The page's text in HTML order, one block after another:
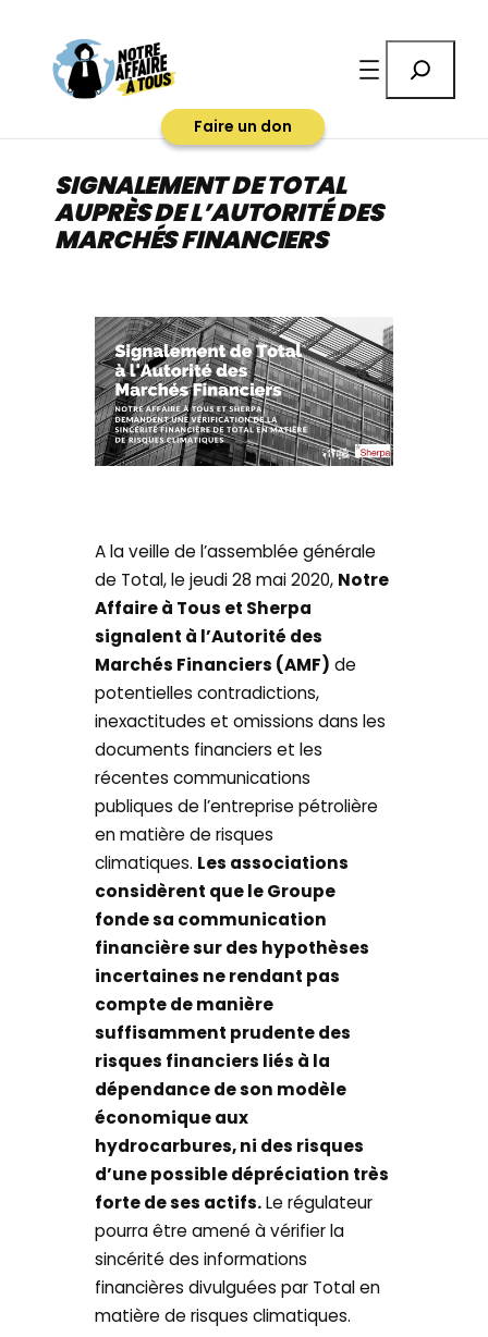
contenu
Faire un don
SIGNALEMENT DE TOTAL
AUPRÈS DE L’AUTORITÉ DES
MARCHÉS FINANCIERS
A la veille de l’assemblée générale
de Total, le jeudi 28 mai 2020, Notre
Affaire à Tous et Sherpa
signalent à l’Autorité des
Marchés Financiers (AMF) de
potentielles contradictions,
inexactitudes et omissions dans les
documents financiers et les
récentes communications
publiques de l’entreprise pétrolière
en matière de risques
climatiques. Les associations
considèrent que le Groupe
fonde sa communication
financière sur des hypothèses
incertaines ne rendant pas
compte de manière
suffisamment prudente des
risques financiers liés à la
dépendance de son modèle
économique aux
hydrocarbures, ni des risques
d’une possible dépréciation très
forte de ses actifs.Le régulateur
pourra être amené à vérifier la
sincérité des informations
financières divulguées par Total en
matière de risques climatiques.